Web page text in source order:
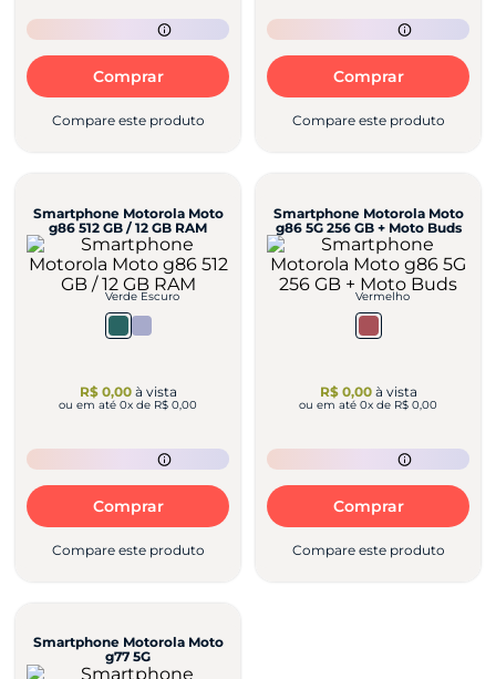
Comprar
Compare este produto
Comprar
Compare este produto
Smartphone Motorola Moto
g86 512 GB / 12 GB RAM
Verde Escuro
R$ 0,00à vista
ou em até 0x de R$ 0,00
Comprar
Compare este produto
Smartphone Motorola Moto
g86 5G 256 GB + Moto Buds
Vermelho
R$ 0,00à vista
ou em até 0x de R$ 0,00
Comprar
Compare este produto
Smartphone Motorola Moto
g77 5G